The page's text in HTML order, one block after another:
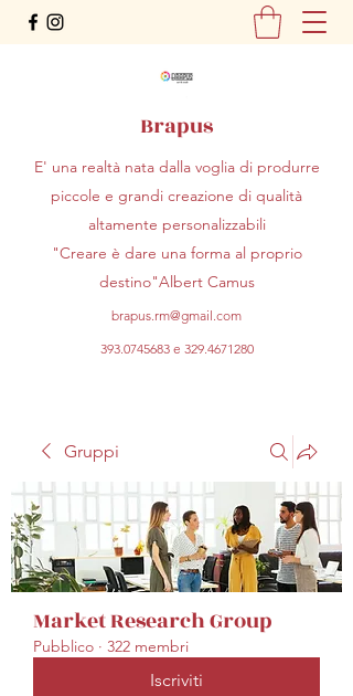
Brapus
E' una realtà nata dalla voglia di produrre
piccole e grandi creazione di qualità
altamente personalizzabili
"Creare è dare una forma al proprio
destino"Albert Camus
brapus.rm@gmail.com
393.0745683e 329.4671280
Gruppi
Market Research Group
Pubblico · 322 membri
Iscriviti